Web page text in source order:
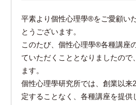
平素より個性心理學®をご愛顧い
とうございます。
このたび、個性心理學®各種講座
ていただくこととなりましたので
ます。
個性心理學研究所では、創業以来
定することなく、各種講座を提供